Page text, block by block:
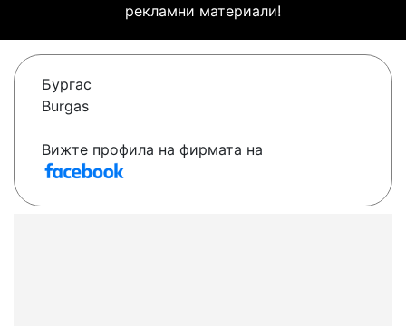
рекламни материали!
Бургас
Burgas
Вижте профила на фирмата на